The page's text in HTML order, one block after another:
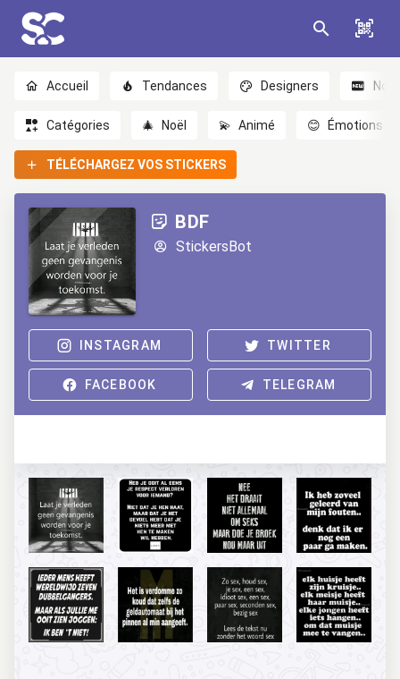
Accueil Tendances Designers
Catégories 🎄 Noël 💫 Animé 😊 Émotions
TÉLÉCHARGEZ VOS STICKERS
BDF
StickersBot
INSTAGRAM TWITTER
FACEBOOK TELEGRAM